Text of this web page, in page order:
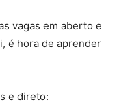
vagas em aberto e
é hora de aprender
e direto: